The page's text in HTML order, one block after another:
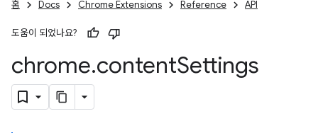
홈 Docs Chrome Extensions Reference API
도움이 되었나요?
chrome.contentSettings